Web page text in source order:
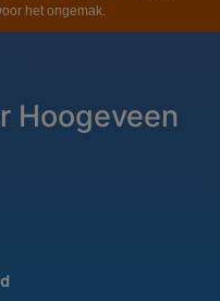
het ongemak.
Hoogeveen